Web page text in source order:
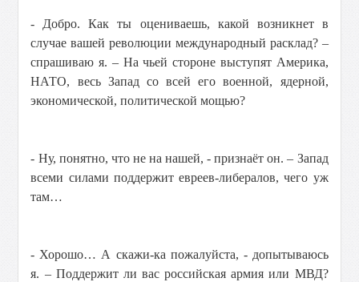
- Добро. Как ты оцениваешь, какой возникнет в
случае вашей революции международный расклад? –
спрашиваю я. – На чьей стороне выступят Америка,
НАТО, весь Запад со всей его военной, ядерной,
экономической, политической мощью?
- Ну, понятно, что не на нашей, - признаёт он. – Запад
всеми силами поддержит евреев-либералов, чего уж
там…
- Хорошо… А скажи-ка пожалуйста, - допытываюсь
я. – Поддержит ли вас российская армия или МВД?